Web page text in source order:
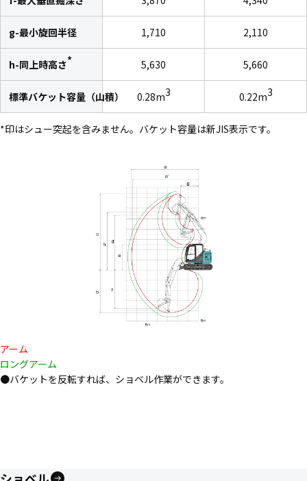
g-最小旋回半径 1,710 2,110
h-同上時高さ* 5,630 5,660
標準バケット容量（山積） 0.28m3 0.22m3
*印はシュー突起を含みません。バケット容量は新JIS表示です。
アーム
ロングアーム
●バケットを反転すれば、ショベル作業ができます。